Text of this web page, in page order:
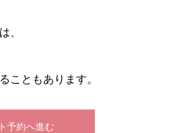
、
こともあります。
予約へ進む